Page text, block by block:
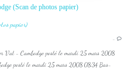
(Scan de photos papier)
…
Vat - Cambodge posté le mardi 25 mars 2008
posté le mardi 25 mars 2008 08:34 Bas-